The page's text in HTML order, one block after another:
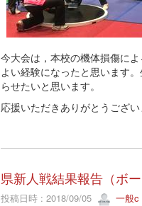
今大会は，本校の機体損傷に
よい経験になったと思います
らせたいと思います。
応援いただきありがとうござい
県新人戦結果報告（ボー
投稿日時 : 2018/09/05 一般c